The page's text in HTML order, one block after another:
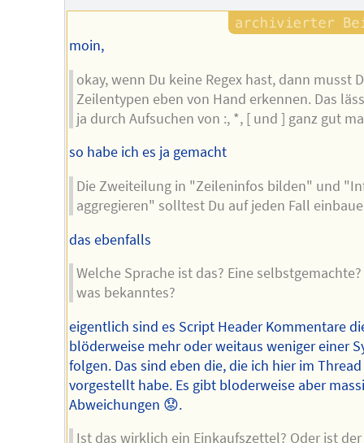
moin,
okay, wenn Du keine Regex hast, dann musst
Zeilentypen eben von Hand erkennen. Das
ja durch Aufsuchen von :, *, [ und ] ganz gut
so habe ich es ja gemacht
Die Zweiteilung in "Zeileninfos bilden" und
aggregieren" solltest Du auf jeden Fall
das ebenfalls
Welche Sprache ist das? Eine
was bekanntes?
eigentlich sind es Script Header Kommentare
blöderweise mehr oder weitaus weniger einer
folgen. Das sind eben die, die ich hier im Thread
vorgestellt habe. Es gibt bloderweise aber
Abweichungen 😟.
Ist das wirklich ein Einkaufszettel? Oder ist